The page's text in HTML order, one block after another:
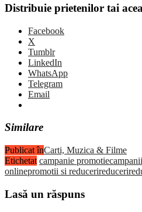
Distribuie prietenilor tai
Facebook
X
Tumblr
LinkedIn
WhatsApp
Telegram
Email
Similare
Publicat înCarti, Muzica & Filme
Etichetat campanie promotie
onlinepromotii si reducerireduceri
Lasă un răspuns